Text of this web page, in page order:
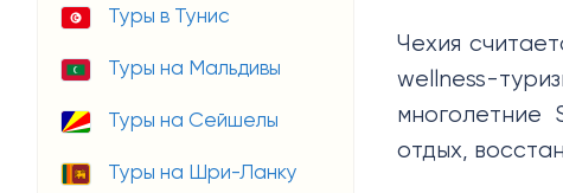
Туры в Тунис
Туры на Мальдивы
Туры на Сейшелы
Туры на Шри-Ланку
Чехия
wellness-
многолетние
отдых,